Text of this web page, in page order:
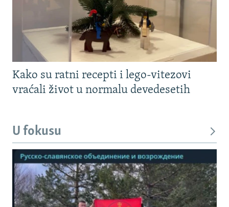
Kako su ratni recepti i lego-vitezovi
vraćali život u normalu devedesetih
U fokusu